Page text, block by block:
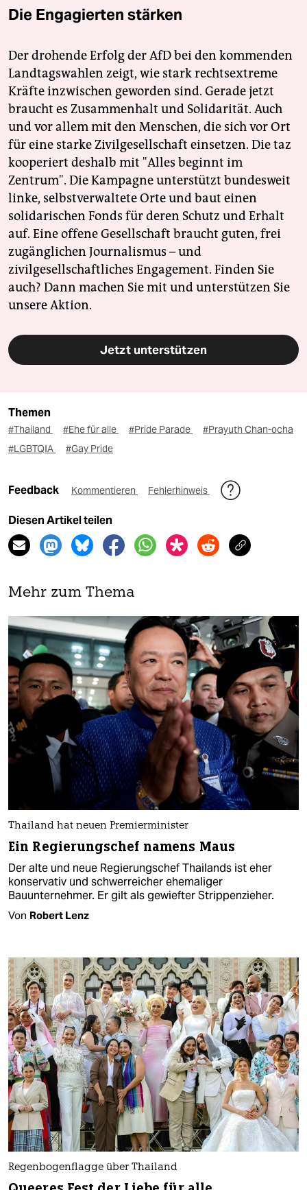
Die Engagierten stärken
Der drohende Erfolg der AfD bei den kommenden
Landtagswahlen zeigt, wie stark rechtsextreme
Kräfte inzwischen geworden sind. Gerade jetzt
braucht es Zusammenhalt und Solidarität. Auch
und vor allem mit den Menschen, die sich vor Ort
für eine starke Zivilgesellschaft einsetzen. Die taz
kooperiert deshalb mit "Alles beginnt im
Zentrum". Die Kampagne unterstützt bundesweit
linke, selbstverwaltete Orte und baut einen
solidarischen Fonds für deren Schutz und Erhalt
auf. Eine offene Gesellschaft braucht guten, frei
zugänglichen Journalismus – und
zivilgesellschaftliches Engagement. Finden Sie
auch? Dann machen Sie mit und unterstützen Sie
unsere Aktion.
Jetzt unterstützen
Themen
#Thailand #Ehe für alle #Pride Parade
#Prayuth Chan-ocha
#LGBTQIA
#Gay Pride
Feedback Kommentieren Fehlerhinweis
Diesen Artikel teilen
Mehr zum Thema
Thailand hat neuen Premierminister
Ein Regierungschef namens Maus
Der alte und neue Regierungschef Thailands ist eher
konservativ und schwerreicher ehemaliger
Bauunternehmer. Er gilt als gewiefter Strippenzieher.
Von Robert Lenz
Regenbogenflagge über Thailand